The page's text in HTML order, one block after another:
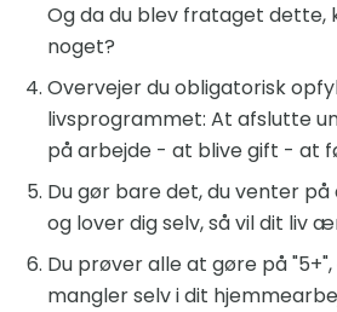
Og da du blev frataget dette,
noget?
Overvejer du obligatorisk
livsprogrammet: At afslutte
på arbejde - at blive gift - at
Du gør bare det, du venter
og lover dig selv, så vil dit liv
Du prøver alle at gøre på
mangler selv i dit